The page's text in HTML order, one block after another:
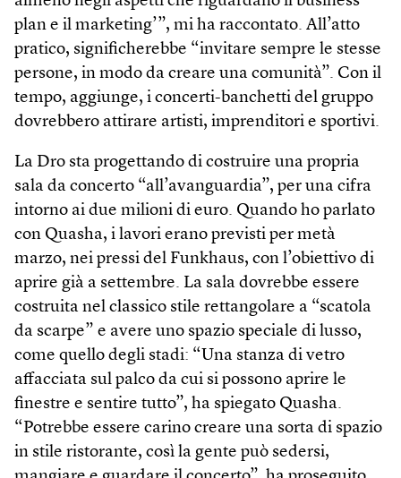
plan e il marketing’”, mi ha raccontato. All’atto
pratico, significherebbe “invitare sempre le stesse
persone, in modo da creare una comunità”. Con il
tempo, aggiunge, i concerti-banchetti del gruppo
dovrebbero attirare artisti, imprenditori e sportivi.
La Dro sta progettando di costruire una propria
sala da concerto “all’avanguardia”, per una cifra
intorno ai due milioni di euro. Quando ho parlato
con Quasha, i lavori erano previsti per metà
marzo, nei pressi del Funkhaus, con l’obiettivo di
aprire già a settembre. La sala dovrebbe essere
costruita nel classico stile rettangolare a “scatola
da scarpe” e avere uno spazio speciale di lusso,
come quello degli stadi: “Una stanza di vetro
affacciata sul palco da cui si possono aprire le
finestre e sentire tutto”, ha spiegato Quasha.
“Potrebbe essere carino creare una sorta di spazio
in stile ristorante, così la gente può sedersi,